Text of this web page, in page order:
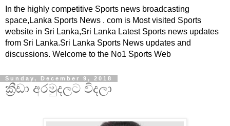
In the highly competitive Sports news broadcasting
space,Lanka Sports News . com is Most visited Sports
website in Sri Lanka,Sri Lanka Latest Sports news updates
from Sri Lanka.Sri Lanka Sports News updates and
discussions. Welcome to the No1 Sports Web
Sunday, December 9, 2018
ක්‍රීඩා අරමුදලට විදලා